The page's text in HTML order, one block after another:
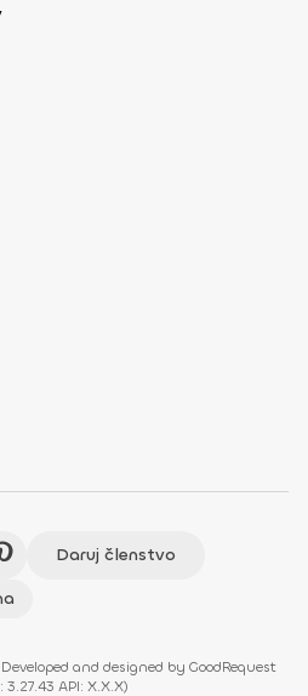
Daruj členstvo
and designed by GoodRequest
3.27.43 API: X.X.X)